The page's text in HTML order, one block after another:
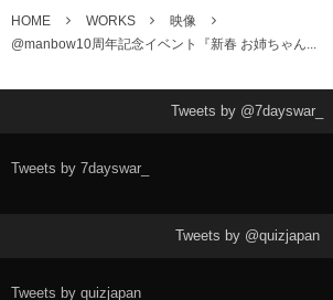
HOME WORKS
映像
@manbow10周年記念イベント『新春 お姉ちゃん...
Tweets by @7dayswar_
Tweets by 7dayswar_
Tweets by @quizjapan
Tweets by quizjapan